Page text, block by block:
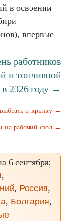
в освоении
впервые
работников
и топливной
2026 году →
выбрать открытку →
на рабочий стол →
6 сентября:
,
, Россия,
, Болгария,